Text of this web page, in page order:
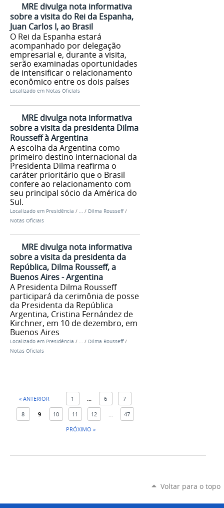
MRE divulga nota informativa
sobre a visita do Rei da Espanha,
Juan Carlos I, ao Brasil
O Rei da Espanha estará
acompanhado por delegação
empresarial e, durante a visita,
serão examinadas oportunidades
de intensificar o relacionamento
econômico entre os dois países
Localizado em Notas Oficiais
MRE divulga nota informativa
sobre a visita da presidenta Dilma
Rousseff à Argentina
A escolha da Argentina como
primeiro destino internacional da
Presidenta Dilma reafirma o
caráter prioritário que o Brasil
confere ao relacionamento com
seu principal sócio da América do
Sul.
Localizado em Presidência / / Dilma Rousseff /
Notas Oficiais
MRE divulga nota informativa
sobre a visita da presidenta da
República, Dilma Rousseff, a
Buenos Aires - Argentina
A Presidenta Dilma Rousseff
participará da cerimônia de posse
da Presidenta da República
Argentina, Cristina Fernández de
Kirchner, em 10 de dezembro, em
Buenos Aires
Localizado em Presidência / … / Dilma Rousseff /
Notas Oficiais
« ANTERIOR 1 ... 6 7
8 9 10 11 12 ...
47
PRÓXIMO »
Voltar para o topo